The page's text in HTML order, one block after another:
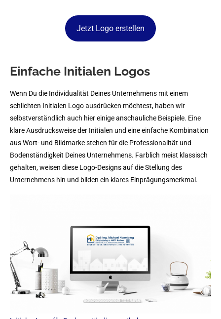
Jetzt Logo erstellen
Einfache Initialen Logos
Wenn Du die Individualität Deines Unternehmens mit einem
schlichten Initialen Logo ausdrücken möchtest, haben wir
selbstverständlich auch hier einige anschauliche Beispiele. Eine
klare Ausdrucksweise der Initialen und eine einfache Kombination
aus Wort- und Bildmarke stehen für die Professionalität und
Bodenständigkeit Deines Unternehmens. Farblich meist klassisch
gehalten, weisen diese Logo-Designs auf die Stellung des
Unternehmens hin und bilden ein klares Einprägungsmerkmal.